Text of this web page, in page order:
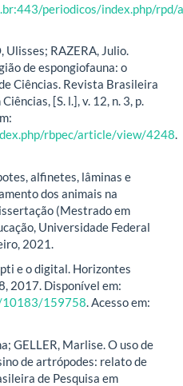
periodicos/index.php/
Ulisses; RAZERA, Julio.
de espongiofauna: o
Ciências. Revista Brasileira
[S. l.], v. 12, n. 3, p.
rbpec/article/view/4248.
alfinetes, lâminas e
dos animais na
(Mestrado em
Universidade Federal
2021.
e o digital. Horizontes
2017. Disponível em:
10183/159758. Acesso em:
GELLER, Marlise. O uso de
de artrópodes: relato de
de Pesquisa em